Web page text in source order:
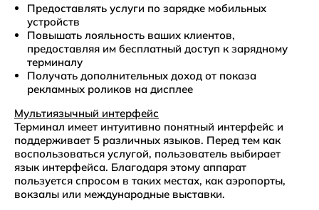
Предоставлять услуги по зарядке мобильных
устройств
Повышать лояльность ваших клиентов,
предоставляя им бесплатный доступ к зарядному
терминалу
Получать дополнительных доход от показа
рекламных роликов на дисплее
Мультиязычный интерфейс
Терминал имеет интуитивно понятный интерфейс и
поддерживает 5 различных языков. Перед тем как
воспользоваться услугой, пользователь выбирает
язык интерфейса. Благодаря этому аппарат
пользуется спросом в таких местах, как аэропорты,
вокзалы или международные выставки.